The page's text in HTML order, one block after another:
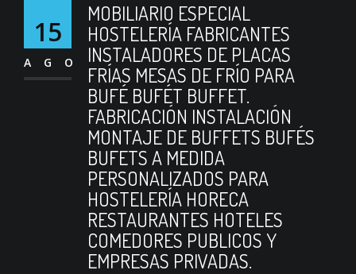
15
AGO
MOBILIARIO ESPECIAL
HOSTELERÍA FABRICANTES
INSTALADORES DE PLACAS
FRÍAS MESAS DE FRÍO PARA
BUFÉ BUFÉT BUFFET.
FABRICACIÓN INSTALACIÓN
MONTAJE DE BUFFETS BUFÉS
BUFETS A MEDIDA
PERSONALIZADOS PARA
HOSTELERÍA HORECA
RESTAURANTES HOTELES
COMEDORES PUBLICOS Y
EMPRESAS PRIVADAS.